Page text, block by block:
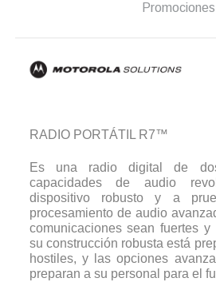
Promociones
RADIO PORTÁTIL R7™
Es una radio digital de
capacidades de audio
dispositivo robusto y a
procesamiento de audio
comunicaciones sean fuertes y
su construcción robusta está
hostiles, y las opciones
preparan a su personal para el